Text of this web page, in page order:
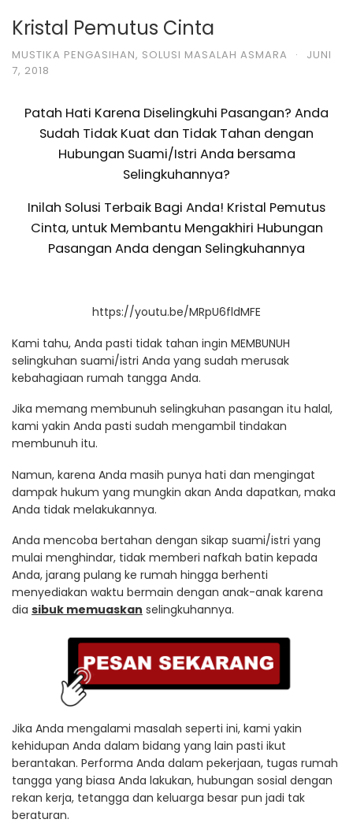
Kristal Pemutus Cinta
MUSTIKA PENGASIHAN, SOLUSI MASALAH ASMARA ·
JUNI
7, 2018
Patah Hati Karena Diselingkuhi Pasangan? Anda
Sudah Tidak Kuat dan Tidak Tahan dengan
Hubungan Suami/Istri Anda bersama
Selingkuhannya?
Inilah Solusi Terbaik Bagi Anda! Kristal Pemutus
Cinta, untuk Membantu Mengakhiri Hubungan
Pasangan Anda dengan Selingkuhannya
https://youtu.be/MRpU6fldMFE
Kami tahu, Anda pasti tidak tahan ingin MEMBUNUH
selingkuhan suami/istri Anda yang sudah merusak
kebahagiaan rumah tangga Anda.
Jika memang membunuh selingkuhan pasangan itu halal,
kami yakin Anda pasti sudah mengambil tindakan
membunuh itu.
Namun, karena Anda masih punya hati dan mengingat
dampak hukum yang mungkin akan Anda dapatkan, maka
Anda tidak melakukannya.
Anda mencoba bertahan dengan sikap suami/istri yang
mulai menghindar, tidak memberi nafkah batin kepada
Anda, jarang pulang ke rumah hingga berhenti
menyediakan waktu bermain dengan anak-anak karena
dia sibuk memuaskan selingkuhannya.
Jika Anda mengalami masalah seperti ini, kami yakin
kehidupan Anda dalam bidang yang lain pasti ikut
berantakan. Performa Anda dalam pekerjaan, tugas rumah
tangga yang biasa Anda lakukan, hubungan sosial dengan
rekan kerja, tetangga dan keluarga besar pun jadi tak
beraturan.